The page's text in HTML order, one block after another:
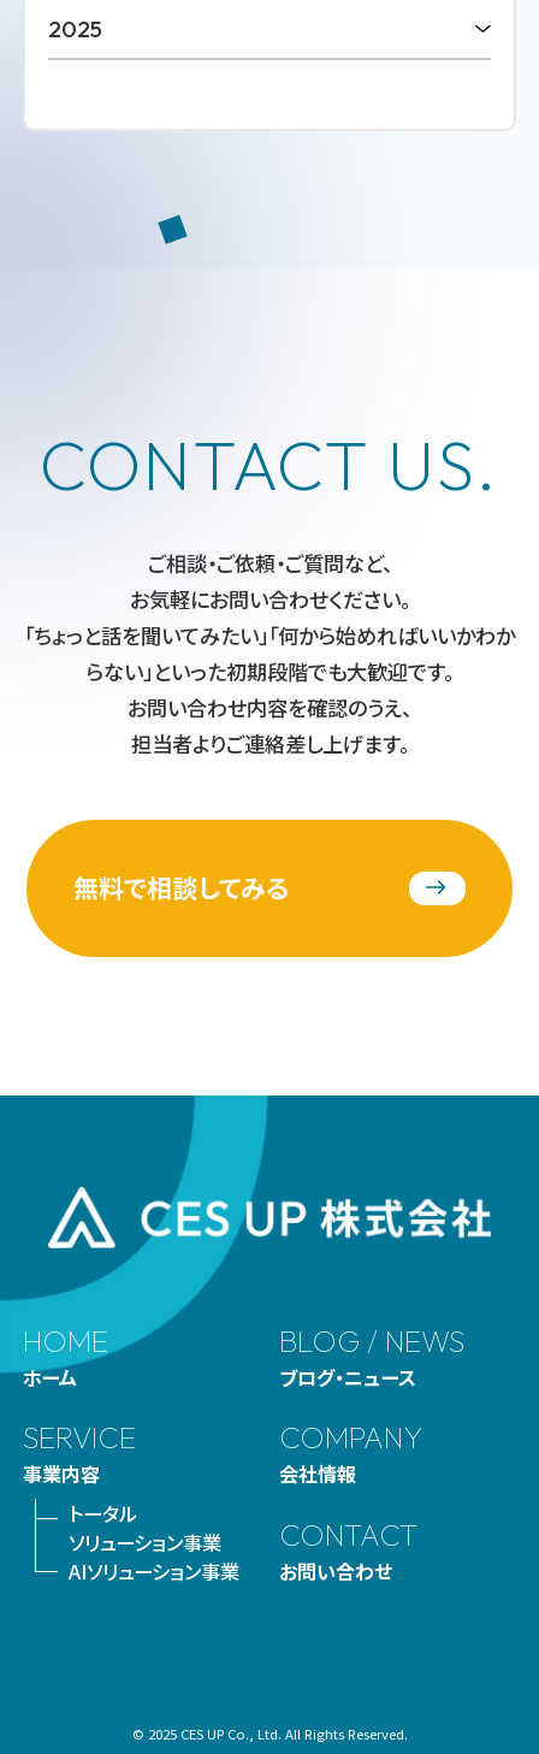
2025
CONTACT US.
ご相談・ご依頼・ご質問など、
お気軽にお問い合わせください。
「ちょっと話を聞いてみたい」「何から始めればいいかわか
らない」といった初期段階でも大歓迎です。
お問い合わせ内容を確認のうえ、
担当者よりご連絡差し上げます。
無料で相談してみる
HOME
ホーム
SERVICE
事業内容
トータル
ソリューション事業
AIソリューション事業
BLOG / NEWS
ブログ・ニュース
COMPANY
会社情報
CONTACT
お問い合わせ
© 2025 CES UP Co., Ltd. All Rights Reserved.